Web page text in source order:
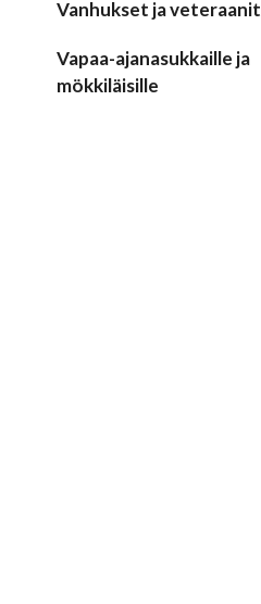
Vanhukset ja veteraanit
Vapaa-ajanasukkaille ja
mökkiläisille